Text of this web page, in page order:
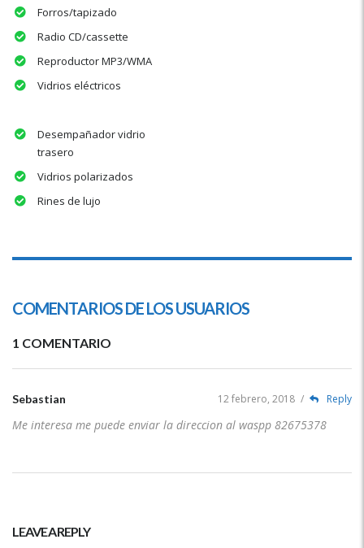
Forros/tapizado
Radio CD/cassette
Reproductor MP3/WMA
Vidrios eléctricos
Desempañador vidrio
trasero
Vidrios polarizados
Rines de lujo
COMENTARIOS DE LOS USUARIOS
1 COMENTARIO
Sebastian 12 febrero, 2018 / Reply
Me interesa me puede enviar la direccion al waspp 82675378
LEAVE A REPLY